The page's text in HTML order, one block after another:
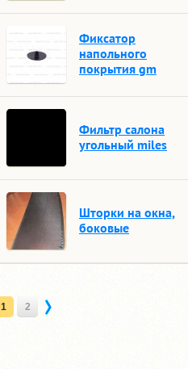
Фиксатор
напольного
покрытия gm
Фильтр салона
угольный miles
Шторки на окна,
боковые
1 2